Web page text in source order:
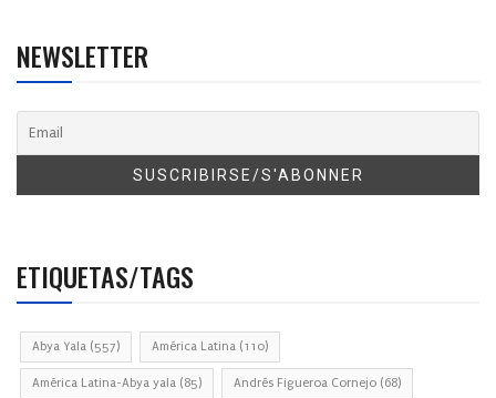
NEWSLETTER
ETIQUETAS/TAGS
Abya Yala (557) América Latina (110)
América Latina-Abya yala (85) Andrés Figueroa Cornejo (68)